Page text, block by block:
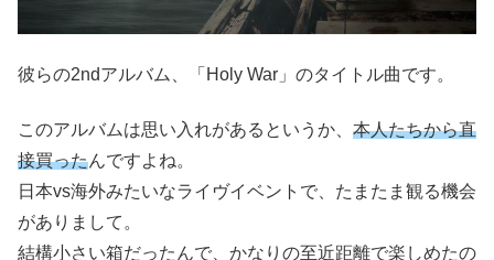
彼らの2ndアルバム、「Holy War」のタイトル曲です。
このアルバムは思い入れがあるというか、 本人たちから直
接買ったんですよね。
日本vs海外みたいなライヴイベントで、たまたま観る機会
がありまして。
結構小さい箱だったんで、かなりの至近距離で楽しめたの